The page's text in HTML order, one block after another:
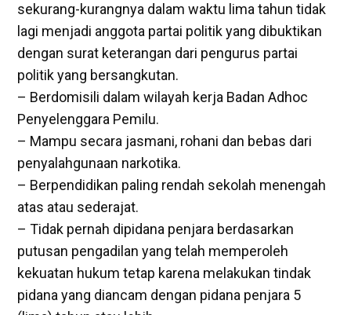
sekurang-kurangnya dalam waktu lima tahun tidak
lagi menjadi anggota partai politik yang dibuktikan
dengan surat keterangan dari pengurus partai
politik yang bersangkutan.
– Berdomisili dalam wilayah kerja Badan Adhoc
Penyelenggara Pemilu.
– Mampu secara jasmani, rohani dan bebas dari
penyalahgunaan narkotika.
– Berpendidikan paling rendah sekolah menengah
atas atau sederajat.
– Tidak pernah dipidana penjara berdasarkan
putusan pengadilan yang telah memperoleh
kekuatan hukum tetap karena melakukan tindak
pidana yang diancam dengan pidana penjara 5